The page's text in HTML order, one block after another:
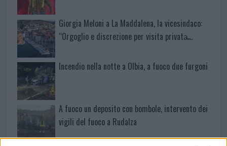
Giorgia Meloni a La Maddalena, la vicesindaco:
“Orgoglio e discrezione per visita privata̶…
Incendio nella notte a Olbia, a fuoco due furgoni
A fuoco un deposito con bombole, intervento dei
vigili del fuoco a Rudalza